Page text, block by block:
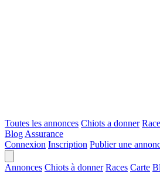
Toutes les annonces Chiots a donner
Blog Assurance
Connexion Inscription Publier une
Annonces Chiots à donner Races Carte